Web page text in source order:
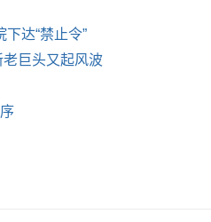
达“禁止令”
巨头又起风波